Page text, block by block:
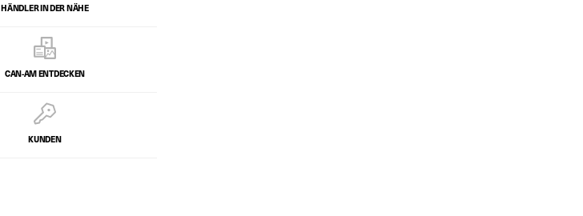
HÄNDLER IN DER NÄHE
CAN-AM ENTDECKEN
KUNDEN